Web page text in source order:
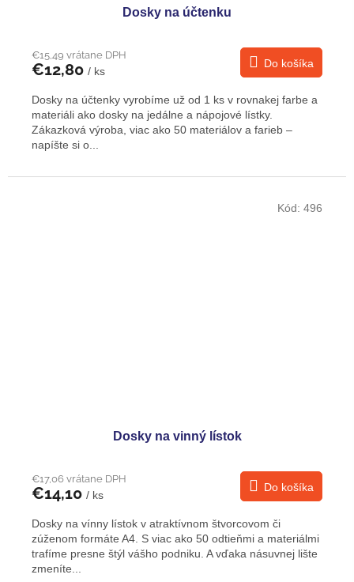
Dosky na účtenku
€15,49 vrátane DPH
€12,80 / ks
Do košíka
Dosky na účtenky vyrobíme už od 1 ks v rovnakej farbe a
materiáli ako dosky na jedálne a nápojové lístky.
Zákazková výroba, viac ako 50 materiálov a farieb –
napíšte si o...
Dosky na vinný lístok
€17,06 vrátane DPH
€14,10 / ks
Do košíka
Dosky na vínny lístok v atraktívnom štvorcovom či
zúženom formáte A4. S viac ako 50 odtieňmi a materiálmi
trafíme presne štýl vášho podniku. A vďaka násuvnej lište
zmeníte...
Kód: 496